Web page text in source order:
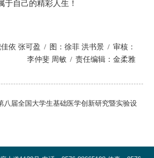
于自己的精彩人生！
依 张可盈 / 图：徐菲 洪书景 / 审核：
李仲斐 周敏 / 责任编辑：金柔雅
八届全国大学生基础医学创新研究暨实验设